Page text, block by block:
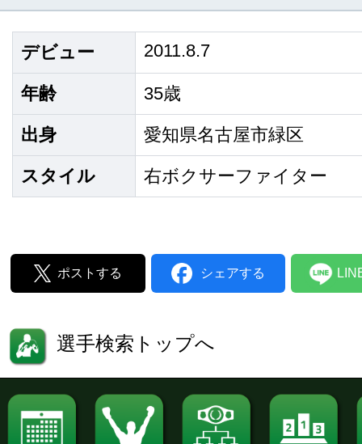
デビュー 2011.8.7
年齢 35歳
出身 愛知県名古屋市緑区
スタイル 右ボクサーファイター
ポストする シェアする
選手検索トップへ